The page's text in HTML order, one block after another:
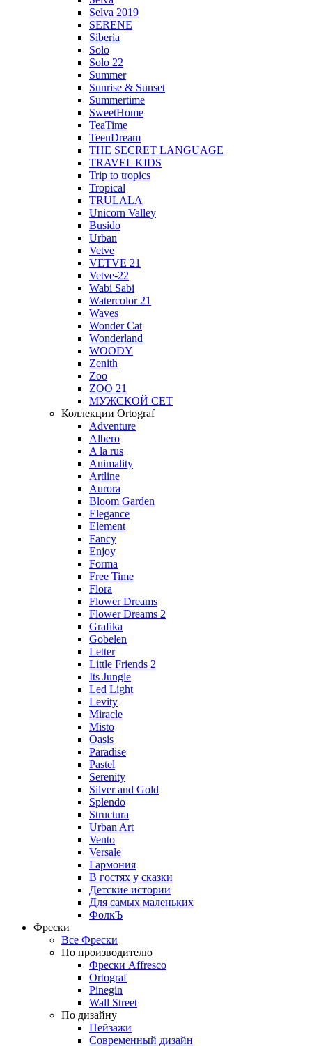
Selva 2019
SERENE
Siberia
Solo
Solo 22
Summer
Sunrise & Sunset
Summertime
SweetHome
TeaTime
TeenDream
THE SECRET LANGUAGE
TRAVEL KIDS
Trip to tropics
Tropical
TRULALA
Unicorn Valley
Busido
Urban
Vetve
VETVE 21
Vetve-22
Wabi Sabi
Watercolor 21
Waves
Wonder Cat
Wonderland
WOODY
Zenith
Zoo
ZOO 21
МУЖСКОЙ СЕТ
Коллекции Ortograf
Adventure
Albero
A la rus
Animality
Artline
Aurora
Bloom Garden
Elegance
Element
Fancy
Enjoy
Forma
Free Time
Flora
Flower Dreams
Flower Dreams 2
Grafika
Gobelen
Letter
Little Friends 2
Its Jungle
Led Light
Levity
Miracle
Misto
Oasis
Paradise
Pastel
Serenity
Silver and Gold
Splendo
Structura
Urban Art
Vento
Versale
Гармония
В гостях у сказки
Детские истории
Для самых маленьких
ФолкЪ
Фрески
Все Фрески
По производителю
Фрески Affresco
Ortograf
Pinegin
Wall Street
По дизайну
Пейзажи
Современный дизайн